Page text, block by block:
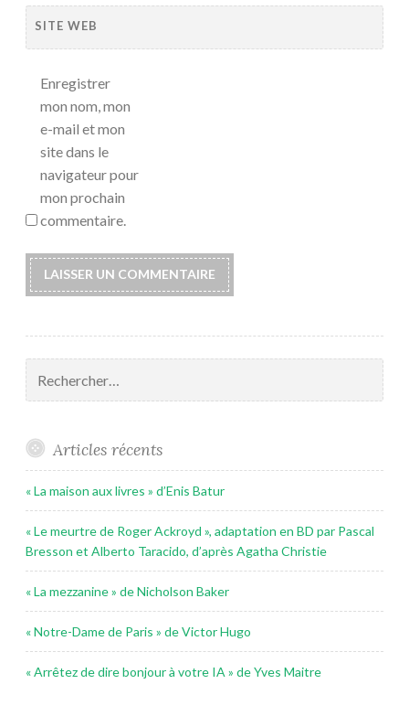
SITE WEB
Enregistrer
mon nom, mon
e-mail et mon
site dans le
navigateur pour
mon prochain
commentaire.
Articles récents
« La maison aux livres » d’Enis Batur
« Le meurtre de Roger Ackroyd », adaptation en BD par Pascal
Bresson et Alberto Taracido, d’après Agatha Christie
« La mezzanine » de Nicholson Baker
« Notre-Dame de Paris » de Victor Hugo
« Arrêtez de dire bonjour à votre IA » de Yves Maitre